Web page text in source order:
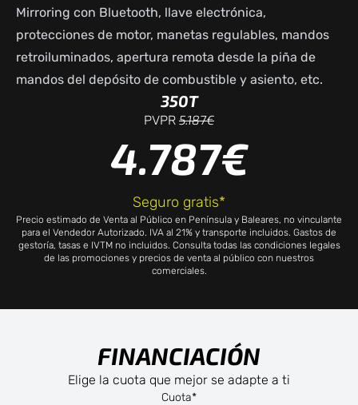
Mirroring con Bluetooth, llave electrónica,
protecciones de motor, manetas regulables, mandos
retroiluminados, apertura remota desde la piña de
mandos del depósito de combustible y asiento, etc.
350T
PVPR 5.187€
4.787€
Seguro gratis*
Precio estimado de Venta al Público en Península y Baleares, no vinculante
para el Vendedor Autorizado. IVA al 21% y transporte incluidos. Gastos de
gestoría, tasas e IVTM no incluidos. Consulta todas las condiciones legales
de las promociones y precios de venta al público con nuestros
comerciales.
FINANCIACIÓN
Elige la cuota que mejor se adapte a ti
Cuota*